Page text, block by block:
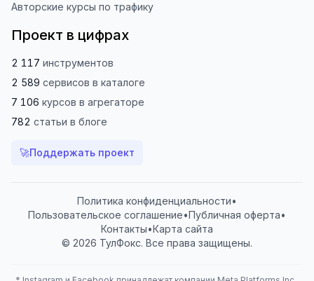
Авторские курсы по трафику
Проект в цифрах
2 117 инструментов
2 589 сервисов в каталоге
7 106 курсов в агрегаторе
782 статьи в блоге
🚀Поддержать проект
Политика конфиденциальности•
Пользовательское соглашение•Публичная оферта•
Контакты•Карта сайта
© 2026 ТулФокс. Все права защищены.